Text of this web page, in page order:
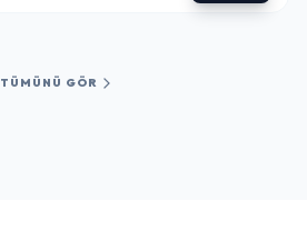
TÜMÜNÜ GÖR